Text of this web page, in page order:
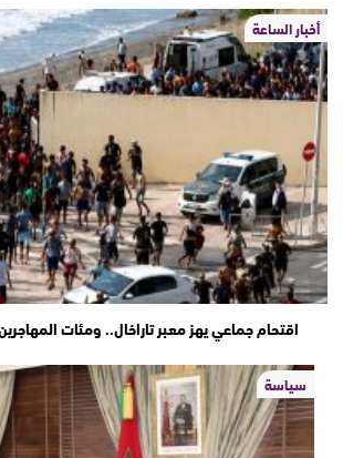
أخبار الساعة
اقتحام جماعي يهز معبر تاراخال.. ومئات
سياسة